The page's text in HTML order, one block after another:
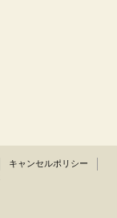
キャンセルポリシー